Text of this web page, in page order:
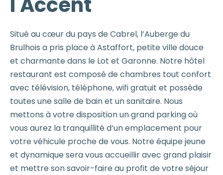
Situé au cœur du pays de Cabrel, l’Auberge du
Brulhois a pris place à Astaffort, petite ville douce
et charmante dans le Lot et Garonne. Notre hôtel
restaurant est composé de chambres tout confort
avec télévision, téléphone, wifi gratuit et possède
toutes une salle de bain et un sanitaire. Nous
mettons à votre disposition un grand parking où
vous aurez la tranquillité d’un emplacement pour
votre véhicule proche de vous. Notre équipe jeune
et dynamique sera vous accueillir avec grand plaisir
et mettre son savoir-faire au profit de votre séjour